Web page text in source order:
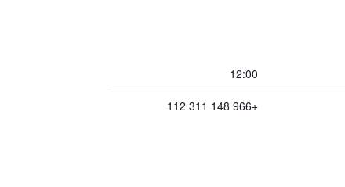
12:00
+966 148 311 112